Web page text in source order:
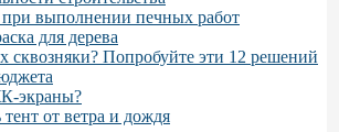
при выполнении печных работ
для дерева
сквозняки? Попробуйте эти 12 решений
экраны?
от ветра и дождя